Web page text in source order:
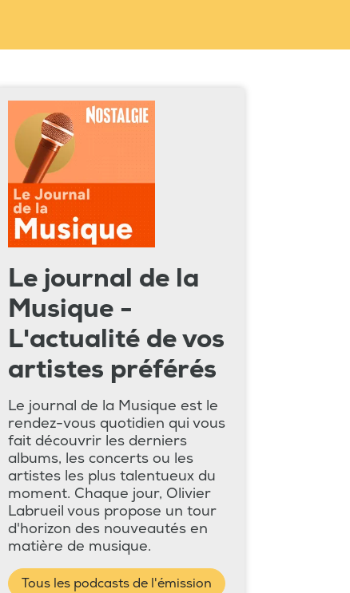
Le journal de la
Musique -
L'actualité de vos
artistes préférés
Le journal de la Musique est le
rendez-vous quotidien qui vous
fait découvrir les derniers
albums, les concerts ou les
artistes les plus talentueux du
moment. Chaque jour, Olivier
Labrueil vous propose un tour
d'horizon des nouveautés en
matière de musique.
Tous les podcasts de l'émission